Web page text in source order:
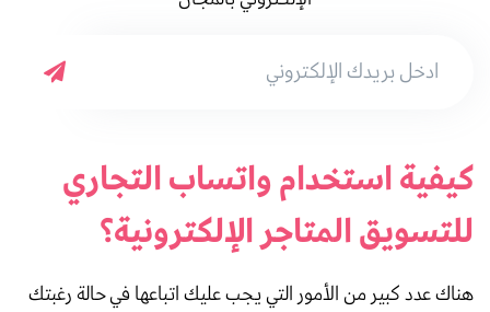
كيفية استخدام واتساب التجاري
للتسويق المتاجر الإلكترونية؟
هناك عدد كبير من الأمور التي يجب عليك اتباعها في حالة رغبتك